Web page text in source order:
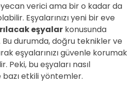
verici ama bir o kadar da
Eşyalarınızı yeni bir eve
eşyalar konusunda
durumda, doğru teknikler ve
eşyalarınızı güvenle korumak
Peki, bu eşyaları nasıl
etkili yöntemler.